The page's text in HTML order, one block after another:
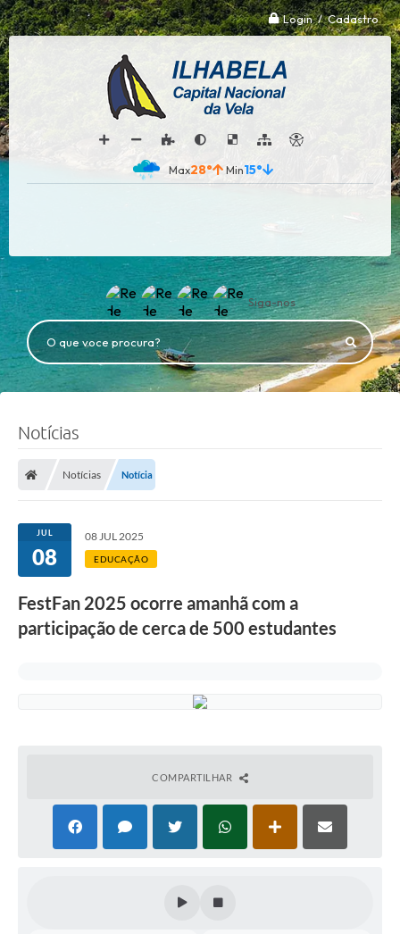
Login / Cadastro
28° 15°
Siga-nos
O que voce procura?
Notícias
Notícias Notícia
JUL
08
08 JUL 2025
EDUCAÇÃO
FestFan 2025 ocorre amanhã com a
participação de cerca de 500 estudantes
COMPARTILHAR